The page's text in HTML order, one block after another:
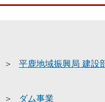
平鹿地域振興局 建設
ダム事業